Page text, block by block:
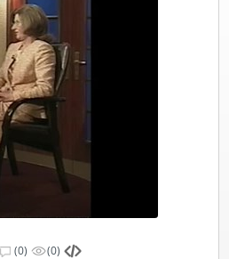
(0) (0)